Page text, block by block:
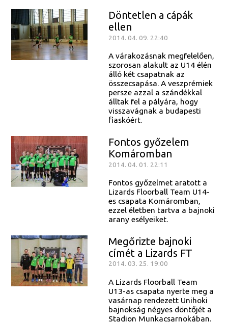
Döntetlen a cápák
ellen
2014. 04. 09. 22:40
A várakozásnak megfelelően,
szorosan alakult az U14 élén
álló két csapatnak az
összecsapása. A veszprémiek
persze azzal a szándékkal
álltak fel a pályára, hogy
visszavágnak a budapesti
fiaskóért.
Fontos győzelem
Komáromban
2014. 04. 01. 22:11
Fontos győzelmet aratott a
Lizards Floorball Team U14-
es csapata Komáromban,
ezzel életben tartva a bajnoki
arany esélyeiket.
Megőrizte bajnoki
címét a Lizards FT
2014. 03. 25. 19:00
A Lizards Floorball Team
U13-as csapata nyerte meg a
vasárnap rendezett Unihoki
bajnokság négyes döntőjét a
Stadion Munkacsarnokában.